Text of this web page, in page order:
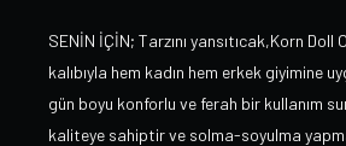
SENİN İÇİN; Tarzını yansıtıcak,Korn
kalıbıyla hem kadın hem erkek giyimine
gün boyu konforlu ve ferah bir kullanım
kaliteye sahiptir ve solma-soyulma